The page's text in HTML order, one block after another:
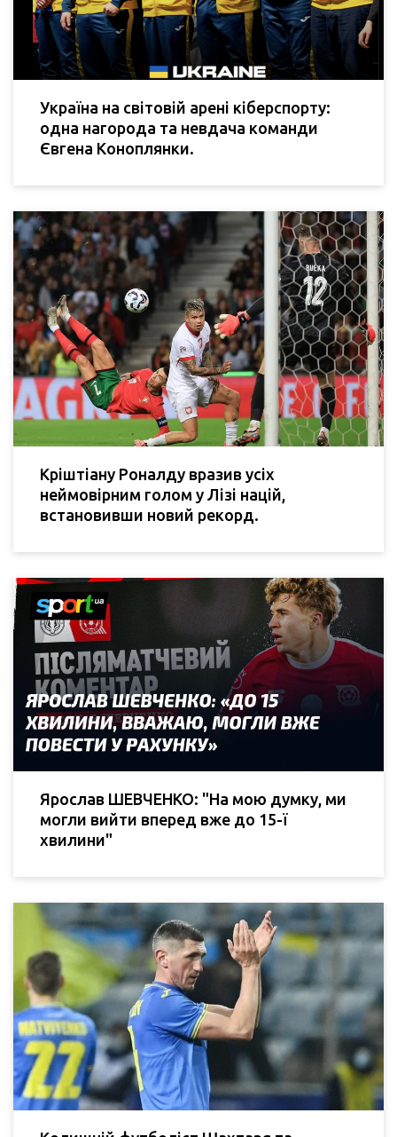
Україна на світовій арені кіберспорту:
одна нагорода та невдача команди
Євгена Коноплянки.
Кріштіану Роналду вразив усіх
неймовірним голом у Лізі націй,
встановивши новий рекорд.
Ярослав ШЕВЧЕНКО: "На мою думку, ми
могли вийти вперед вже до 15-ї
хвилини"